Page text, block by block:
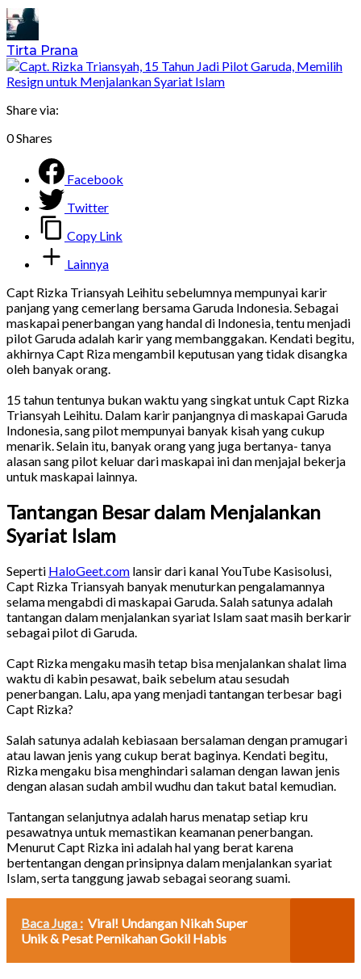
Tirta Prana
Share via:
0Shares
Facebook
Twitter
Copy Link
Lainnya
Capt Rizka Triansyah Leihitu sebelumnya mempunyai karir
panjang yang cemerlang bersama Garuda Indonesia. Sebagai
maskapai penerbangan yang handal di Indonesia, tentu menjadi
pilot Garuda adalah karir yang membanggakan. Kendati begitu,
akhirnya Capt Riza mengambil keputusan yang tidak disangka
oleh banyak orang.
15 tahun tentunya bukan waktu yang singkat untuk Capt Rizka
Triansyah Leihitu. Dalam karir panjangnya di maskapai Garuda
Indonesia, sang pilot mempunyai banyak kisah yang cukup
menarik. Selain itu, banyak orang yang juga bertanya- tanya
alasan sang pilot keluar dari maskapai ini dan menjajal bekerja
untuk maskapai lainnya.
Tantangan Besar dalam Menjalankan
Syariat Islam
Seperti HaloGeet.com lansir dari kanal YouTube Kasisolusi,
Capt Rizka Triansyah banyak menuturkan pengalamannya
selama mengabdi di maskapai Garuda. Salah satunya adalah
tantangan dalam menjalankan syariat Islam saat masih berkarir
sebagai pilot di Garuda.
Capt Rizka mengaku masih tetap bisa menjalankan shalat lima
waktu di kabin pesawat, baik sebelum atau sesudah
penerbangan. Lalu, apa yang menjadi tantangan terbesar bagi
Capt Rizka?
Salah satunya adalah kebiasaan bersalaman dengan pramugari
atau lawan jenis yang cukup berat baginya. Kendati begitu,
Rizka mengaku bisa menghindari salaman dengan lawan jenis
dengan alasan sudah ambil wudhu dan takut batal kemudian.
Tantangan selanjutnya adalah harus menatap setiap kru
pesawatnya untuk memastikan keamanan penerbangan.
Menurut Capt Rizka ini adalah hal yang berat karena
bertentangan dengan prinsipnya dalam menjalankan syariat
Islam, serta tanggung jawab sebagai seorang suami.
Baca Juga : Viral! Undangan Nikah Super
Unik & Pesat Pernikahan Gokil Habis